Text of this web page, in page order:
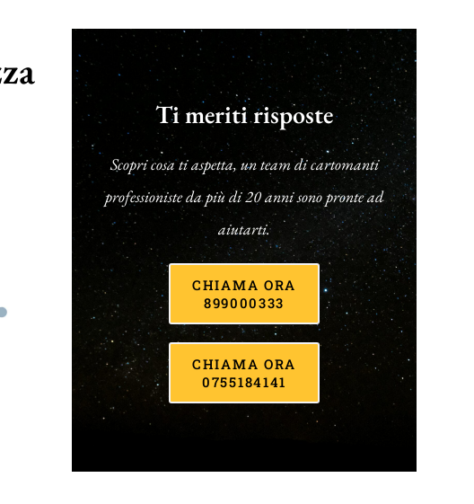
Ti meriti risposte
Scopri cosa ti aspetta, un team di cartomanti
professioniste da più di 20 anni sono pronte ad
aiutarti.
CHIAMA ORA
899000333
CHIAMA ORA
0755184141